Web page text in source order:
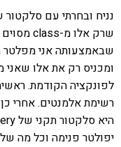
שבאמצעותה אני מפלטר
ומכניס רק את אלו שאני
יפולטר פנימה וכל מה